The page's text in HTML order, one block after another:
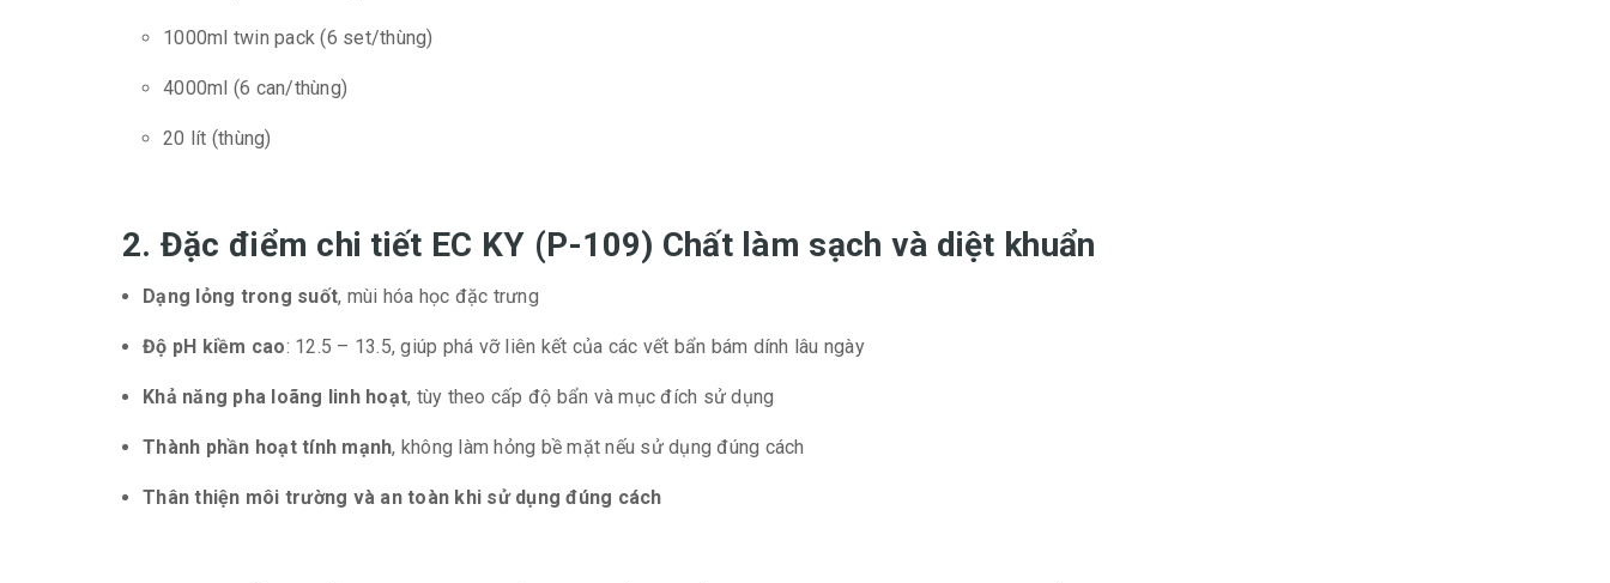
1000ml twin pack (6 set/thùng)
4000ml (6 can/thùng)
20 lít (thùng)
2. Đặc điểm chi tiết EC KY (P-109) Chất làm sạch và diệt khuẩn
Dạng lỏng trong suốt, mùi hóa học đặc trưng
Độ pH kiềm cao: 12.5 – 13.5, giúp phá vỡ liên kết của các vết bẩn bám dính lâu ngày
Khả năng pha loãng linh hoạt, tùy theo cấp độ bẩn và mục đích sử dụng
Thành phần hoạt tính mạnh, không làm hỏng bề mặt nếu sử dụng đúng cách
Thân thiện môi trường và an toàn khi sử dụng đúng cách